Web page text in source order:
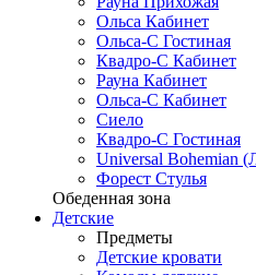
Ольса Кабинет
Ольса-С Гостиная
Квадро-С Кабинет
Рауна Кабинет
Ольса-С Кабинет
Сиело
Квадро-С Гостиная
Universal Bohemian
Форест Стулья
Обеденная зона
Детские
Предметы
Детские кровати